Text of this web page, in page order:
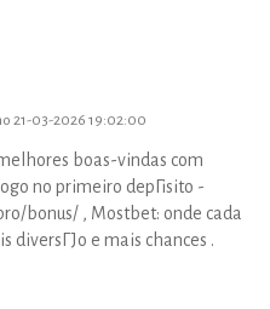
21-03-2026 19:02:00
boas-vindas com
no primeiro depГіsito -
bonus/ , Mostbet: onde cada
diversГЈo e mais chances .